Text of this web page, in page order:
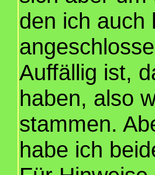
den ich auch
Auffällig ist,
haben, also
stammen.
habe ich